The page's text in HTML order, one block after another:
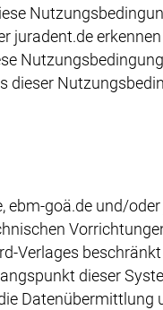
juradent.de
dieser
ebm-goä.de und/
Verlages
dieser